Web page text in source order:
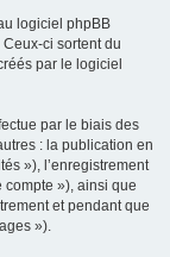
logiciel phpBB
ci sortent du
par le logiciel
par le biais des
: la publication en
»), l’enregistrement
»), ainsi que
et pendant que
»).